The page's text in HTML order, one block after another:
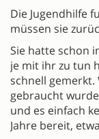
Die Jugendhilfe
müssen sie
Sie hatte schon
je mit ihr zu tun
schnell
gebraucht
und es einfach
Jahre bereit,